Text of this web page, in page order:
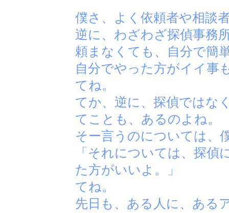
僕さ、よく依頼者や相談
逆に、わざわざ探偵事務
頼まなくても、自分で簡
自分でやった方がイイ事
てね。
てか、逆に、探偵ではな
てことも、あるのよね。
そー言うのについては、
「それについては、探偵
た方がいいよ。」
てね。
先日も、ある人に、ある